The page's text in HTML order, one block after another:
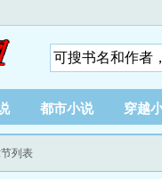
都市小说 穿越
列表